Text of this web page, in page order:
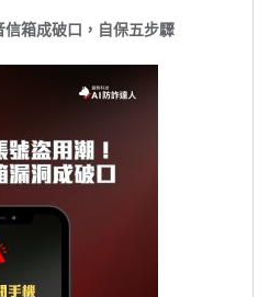
箱成破口，自保五步驟